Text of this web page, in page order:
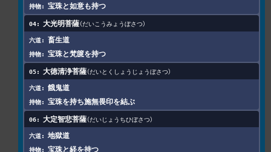
宝珠と如意も持つ
大光明菩薩 だいこうみょうぼさつ
畜生道
宝珠と梵篋を持つ
大徳清浄菩薩 だいとくしょうじょうぼさつ
餓鬼道
宝珠を持ち施無畏印を結ぶ
大定智悲菩薩 だいじょうちひぼさつ
地獄道
宝珠と経を持つ